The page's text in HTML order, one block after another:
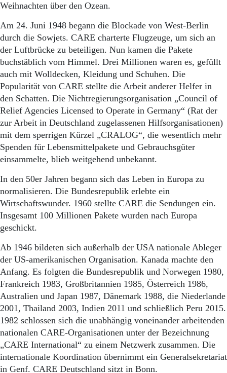
Weihnachten über den Ozean.
Am 24. Juni 1948 begann die Blockade von West-Berlin
durch die Sowjets. CARE charterte Flugzeuge, um sich an
der Luftbrücke zu beteiligen. Nun kamen die Pakete
buchstäblich vom Himmel. Drei Millionen waren es, gefüllt
auch mit Wolldecken, Kleidung und Schuhen. Die
Popularität von CARE stellte die Arbeit anderer Helfer in
den Schatten. Die Nichtregierungsorganisation „Council of
Relief Agencies Licensed to Operate in Germany“ (Rat der
zur Arbeit in Deutschland zugelassenen Hilfsorganisationen)
mit dem sperrigen Kürzel „CRALOG“, die wesentlich mehr
Spenden für Lebensmittelpakete und Gebrauchsgüter
einsammelte, blieb weitgehend unbekannt.
In den 50er Jahren begann sich das Leben in Europa zu
normalisieren. Die Bundesrepublik erlebte ein
Wirtschaftswunder. 1960 stellte CARE die Sendungen ein.
Insgesamt 100 Millionen Pakete wurden nach Europa
geschickt.
Ab 1946 bildeten sich außerhalb der USA nationale Ableger
der US-amerikanischen Organisation. Kanada machte den
Anfang. Es folgten die Bundesrepublik und Norwegen 1980,
Frankreich 1983, Großbritannien 1985, Österreich 1986,
Australien und Japan 1987, Dänemark 1988, die Niederlande
2001, Thailand 2003, Indien 2011 und schließlich Peru 2015.
1982 schlossen sich die unabhängig voneinander arbeitenden
nationalen CARE-Organisationen unter der Bezeichnung
„CARE International“ zu einem Netzwerk zusammen. Die
internationale Koordination übernimmt ein Generalsekretariat
in Genf. CARE Deutschland sitzt in Bonn.